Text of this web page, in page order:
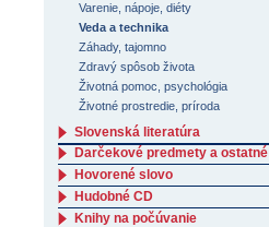
Varenie, nápoje, diéty
Veda a technika
Záhady, tajomno
Zdravý spôsob života
Životná pomoc, psychológia
Životné prostredie, príroda
Slovenská literatúra
Darčekové predmety a ostatné
Hovorené slovo
Hudobné CD
Knihy na počúvanie